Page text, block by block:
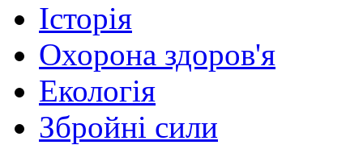
Історія
Охорона здоров'я
Екологія
Збройні сили